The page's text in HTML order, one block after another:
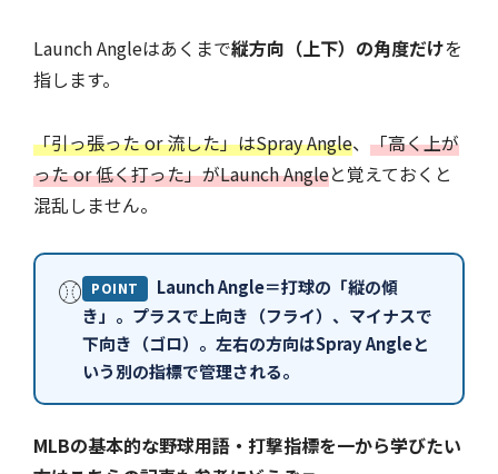
Launch Angleはあくまで縦方向（上下）の角度だけを
指します。
「引っ張った or 流した」はSpray Angle、 「高く上が
った or 低く打った」がLaunch Angleと覚えておくと
混乱しません。
⚾ POINT
Launch Angle＝打球の「縦の傾
き」。プラスで上向き（フライ）、マイナスで
下向き（ゴロ）。左右の方向はSpray Angleと
いう別の指標で管理される。
MLBの基本的な野球用語・打撃指標を一から学びたい